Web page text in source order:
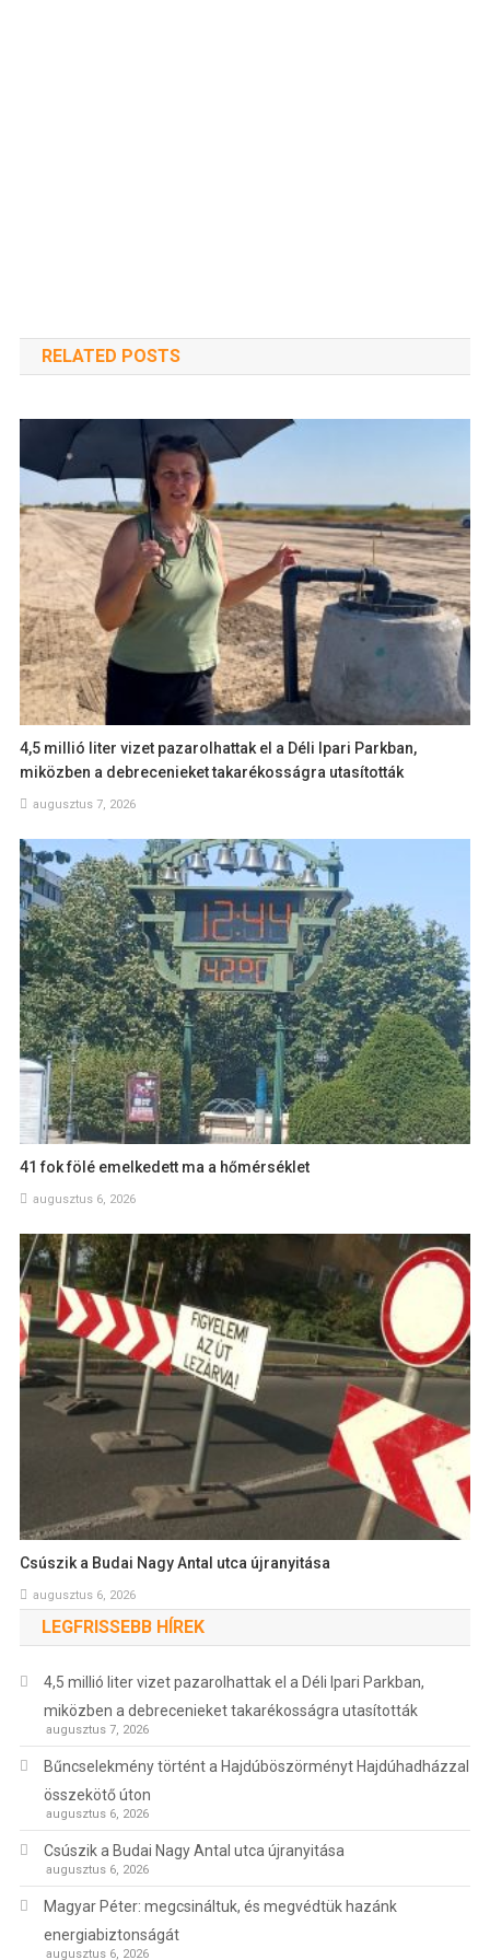
RELATED POSTS
4,5 millió liter vizet pazarolhattak el a Déli Ipari Parkban,
miközben a debrecenieket takarékosságra utasították
augusztus 7, 2026
41 fok fölé emelkedett ma a hőmérséklet
augusztus 6, 2026
Csúszik a Budai Nagy Antal utca újranyitása
augusztus 6, 2026
LEGFRISSEBB HÍREK
4,5 millió liter vizet pazarolhattak el a Déli Ipari Parkban,
miközben a debrecenieket takarékosságra utasították
augusztus 7, 2026
Bűncselekmény történt a Hajdúböszörményt Hajdúhadházzal
összekötő úton
augusztus 6, 2026
Csúszik a Budai Nagy Antal utca újranyitása
augusztus 6, 2026
Magyar Péter: megcsináltuk, és megvédtük hazánk
energiabiztonságát
augusztus 6, 2026